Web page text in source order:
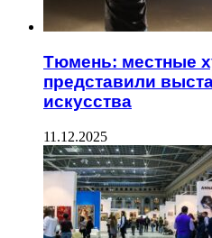
Тюмень: местные
представили
искусства
11.12.2025